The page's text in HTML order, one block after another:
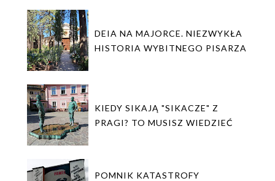
DEIA NA MAJORCE. NIEZWYKŁA
HISTORIA WYBITNEGO PISARZA
KIEDY SIKAJĄ "SIKACZE" Z
PRAGI? TO MUSISZ WIEDZIEĆ
POMNIK KATASTROFY